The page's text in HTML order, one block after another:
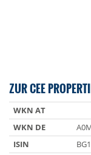
ZUR CEE
WKN AT
WKN DE
ISIN